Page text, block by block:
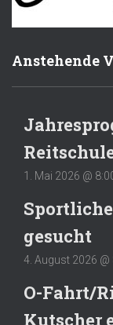
Anstehende
1. Mai 2026 @
gesucht
4. August 2026 @
O-Fahrt/
Kutscher